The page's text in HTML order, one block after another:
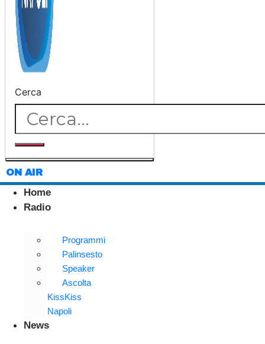
Cerca
ON AIR
Home
Radio
Programmi
Palinsesto
Speaker
Ascolta
KissKiss
Napoli
News